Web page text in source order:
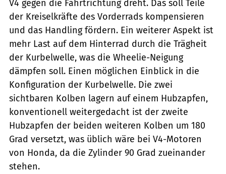
V4 gegen die Fahrtrichtung dreht. Das soll Teile
der Kreiselkräfte des Vorderrads kompensieren
und das Handling fördern. Ein weiterer Aspekt ist
mehr Last auf dem Hinterrad durch die Trägheit
der Kurbelwelle, was die Wheelie-Neigung
dämpfen soll. Einen möglichen Einblick in die
Konfiguration der Kurbelwelle. Die zwei
sichtbaren Kolben lagern auf einem Hubzapfen,
konventionell weitergedacht ist der zweite
Hubzapfen der beiden weiteren Kolben um 180
Grad versetzt, was üblich wäre bei V4-Motoren
von Honda, da die Zylinder 90 Grad zueinander
stehen.